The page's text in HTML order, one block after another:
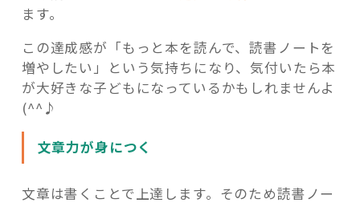
ます。
この達成感が「もっと本を読んで、読書ノートを
増やしたい」という気持ちになり、気付いたら本
が大好きな子どもになっているかもしれませんよ
(^^♪
文章力が身につく
文章は書くことで上達します。そのため読書ノー